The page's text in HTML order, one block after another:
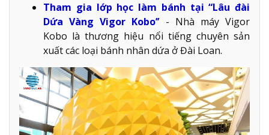
Tham gia lớp học làm bánh tại “Lâu đài
Dứa Vàng Vigor Kobo’’- Nhà máy Vigor
Kobo là thương hiệu nổi tiếng chuyên sản
xuất các loại bánh nhân dứa ở Đài Loan.